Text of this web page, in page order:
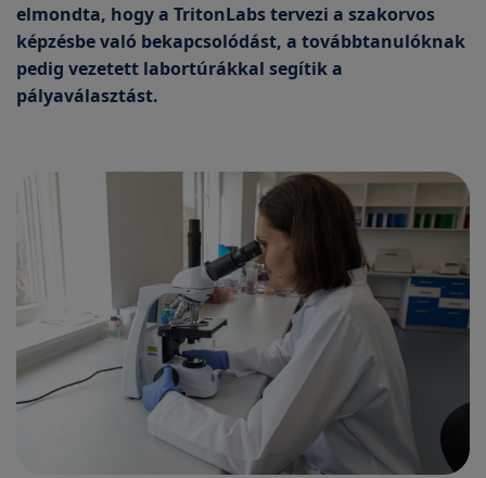
elmondta, hogy a TritonLabs tervezi a szakorvos
képzésbe való bekapcsolódást, a továbbtanulóknak
pedig vezetett labortúrákkal segítik a
pályaválasztást.